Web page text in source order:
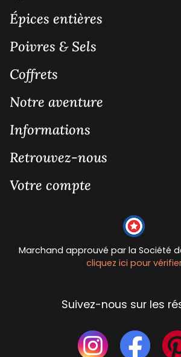
Épices entières
Poivres & Sels
Coffrets
Notre aventure
Informations
Retrouvez-nous
Votre compte
Marchand approuvé par la Société
cliquez ici pour
Suivez-nous sur les